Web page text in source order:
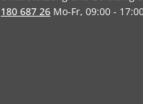
180 687 26 Mo-Fr, 09:00 -